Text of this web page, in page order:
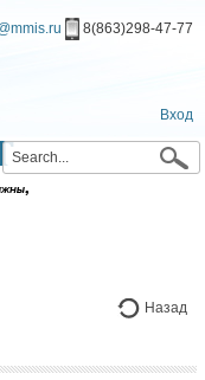
8(863)298-47-77
Вход
Назад